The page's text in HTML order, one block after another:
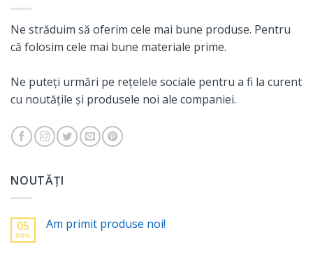
Ne străduim să oferim cele mai bune produse. Pentru
că folosim cele mai bune materiale prime.
Ne puteți urmări pe rețelele sociale pentru a fi la curent
cu noutățile și produsele noi ale companiei.
NOUTĂȚI
05
nov.
Am primit produse noi!